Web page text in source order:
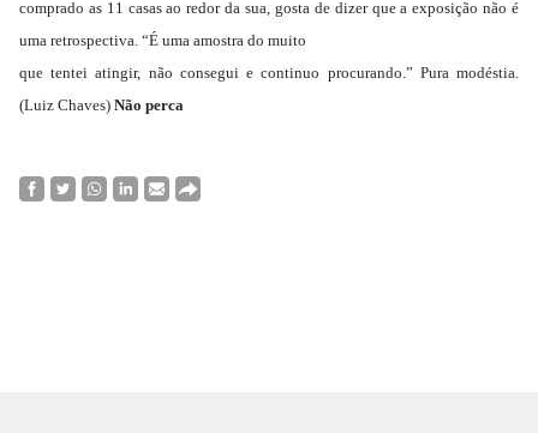
comprado as 11 casas ao redor da sua, gosta de dizer que a exposição não é
uma retrospectiva. “É uma amostra do muito
que tentei atingir, não consegui e continuo procurando.” Pura modéstia.
(Luiz Chaves) Não perca